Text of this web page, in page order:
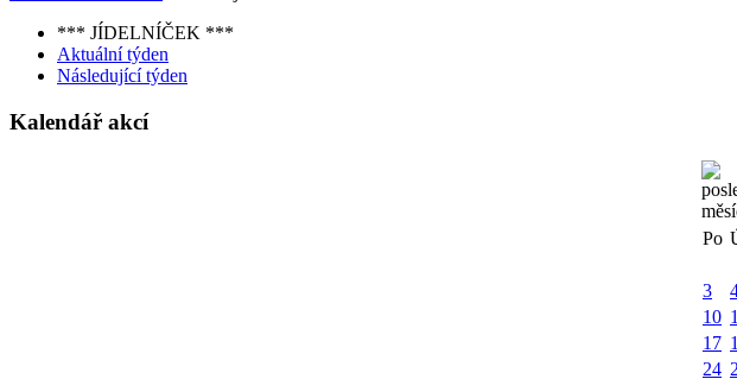
*** JÍDELNÍČEK ***
Aktuální týden
Následující týden
Kalendář akcí
Po
3
10
17
24